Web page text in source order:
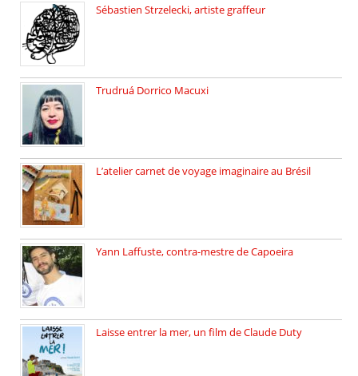
Sébastien Strzelecki, artiste graffeur
Trudruá Dorrico Macuxi
L’atelier carnet de voyage imaginaire au Brésil
Yann Laffuste, contra-mestre de Capoeira
Laisse entrer la mer, un film de Claude Duty